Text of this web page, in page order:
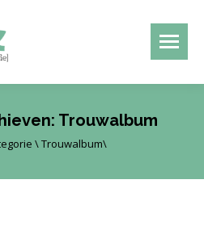
Trouwalbum
\ Trouwalbum\